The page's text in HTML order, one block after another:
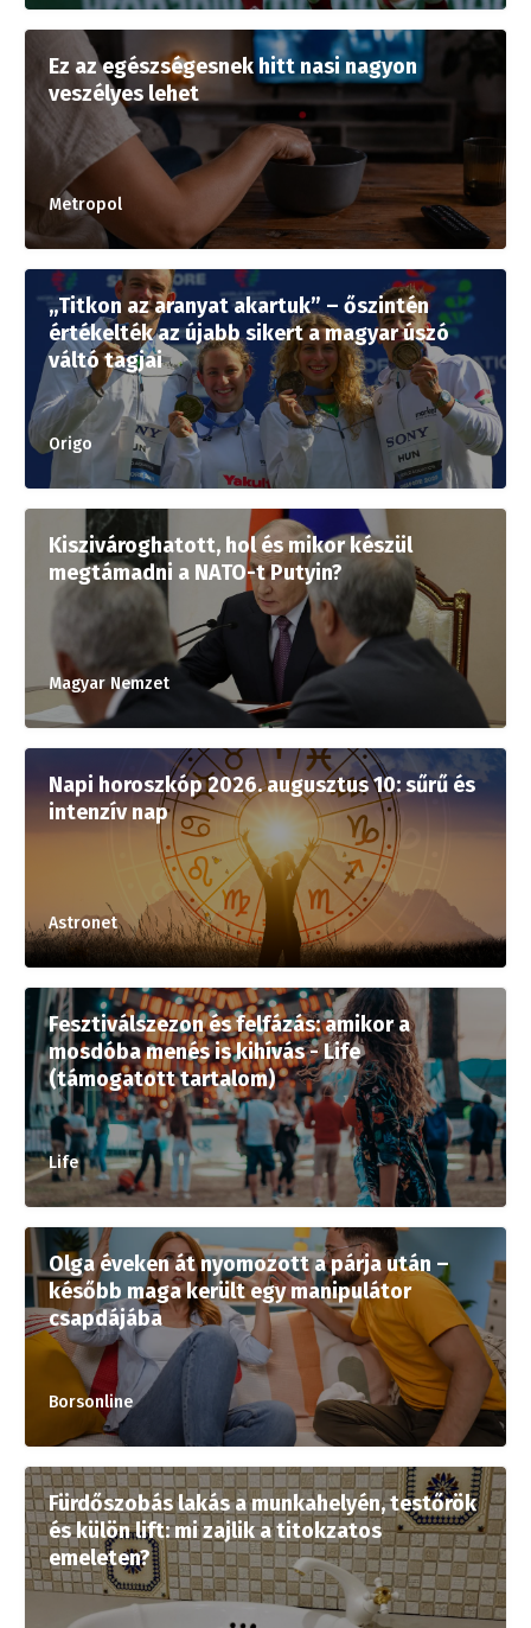
Ez az egészségesnek hitt nasi nagyon
veszélyes lehet
Metropol
„Titkon az aranyat akartuk” – őszintén
értékelték az újabb sikert a magyar úszó
váltó tagjai
Origo
Kiszivároghatott, hol és mikor készül
megtámadni a NATO-t Putyin?
Magyar Nemzet
Napi horoszkóp 2026. augusztus 10: sűrű és
intenzív nap
Astronet
Fesztiválszezon és felfázás: amikor a
mosdóba menés is kihívás - Life
(támogatott tartalom)
Life
Olga éveken át nyomozott a párja után –
később maga került egy manipulátor
csapdájába
Borsonline
Fürdőszobás lakás a munkahelyén, testőrök
és külön lift: mi zajlik a titokzatos
emeleten?